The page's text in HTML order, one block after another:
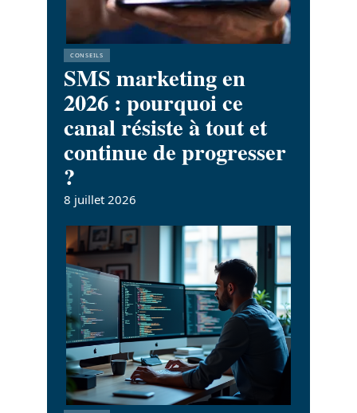
CONSEILS
SMS marketing en
2026 : pourquoi ce
canal résiste à tout et
continue de progresser
?
8 juillet 2026